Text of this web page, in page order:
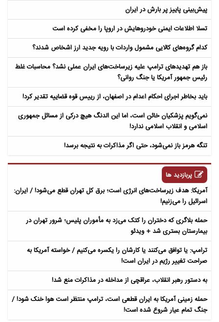
پیش‌بینی پاییز پر بارش در ایران
تسلا اطلاعات ایمنی خودروهایش در اروپا را مخفی کرده است
کدام گروه‌های کالایی مشمول واردات با رویه جدید ارز اشخاص شدند؟
باز هم تهدیدهای ترامپ علیه زیرساخت‌های ایران عملی نشد؟ محاسبات غلط
رئیس جمهور آمریکا یا جنگ روانی؟
باید بخاطر اجرای احکام اعدام در اصفهان، از رییس قوه قضاییه تقدیر کرد!
نمی‌گویم پزشکیان خائن است، اما این الدنگ هیچ درکی از مسائل جمهوری
اسلامی و انقلاب اسلامی ندارد!
تنگه هرمز باز نمی‌شود، حتی اگر مذاکرات به نتیجه برسد!
پربازدید ها
آمریکا: هدف زیرساخت‌های انرژی است؛ برق کل تهران قطع می‌شود! / ایران:
اسرائیل را می‌زنیم!
حمله بلاگری که دختران را کتک می‌زد به مأموران پلیس؛ شرور تهران در
بیمارستان بستری شد + ویدئو
ترامپ: یا توافق می‌کنند یا کارشان را یکسره می‌کنیم / خواسته آمریکا به
صراحت تغییر رژیم در ایران است!
به دستور رهبر انقلاب، عراقچی از مداخله در مذاکرات منع شد!
حمله زمینی آمریکا به ایران قطعی است، ترامپ منتظر است هوا خنک شود! /
جنگ تمام عیار شروع شده است!